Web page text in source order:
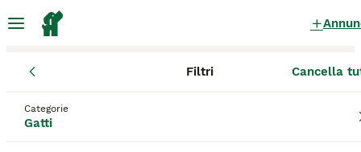
Filtri Cancella
Categorie
Gatti
Meticcio Gattini in regalo